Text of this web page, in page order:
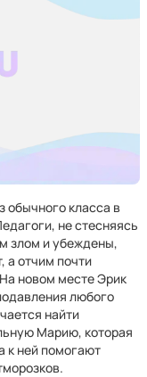
обычного класса в
не стесняясь
злом и убеждены,
а отчим почти
новом месте Эрик
любого
найти
Марию, которая
к ней помогают